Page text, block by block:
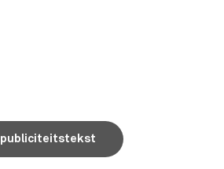
publiciteitstekst